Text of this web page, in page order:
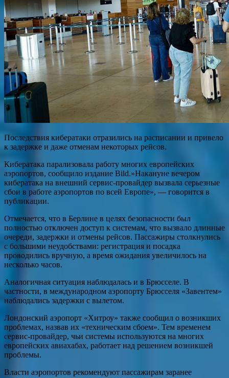
Последствия кибератаки отразились на расписании и привело
к задержке и даже отменам некоторых рейсов.
Кибератака парализовала работу многих европейских
аэропортов, сообщило издание Bild.»Накануне вечером
кибератака на внешний сервис-провайдер вызвала серьезные
сбои в работе аэропортов по всей Европе», ― говорится в
публикации.
Отмечается, что в Берлине в целях безопасности был
полностью отключен доступ к системам, что вызвало длинные
очереди, задержки и отмены рейсов. Пассажиры столкнулись
с большими неудобствами: регистрация и посадка
проводились вручную, а время ожидания увеличилось на
несколько часов.
Аналогичная ситуация наблюдалась и в Брюсселе. В
частности, в международном аэропорту Брюсселя «Завентем»
наблюдались задержки с вылетом.
Лондонский аэропорт «Хитроу» также сообщил о возникших
проблемах, назвав их «техническим сбоем». Тем временем
сервис-провайдер, чьи системы используются на многих
европейских авиахабах, работает над решением возникшей
проблемы.
Власти аэропортов рекомендуют пассажирам заранее